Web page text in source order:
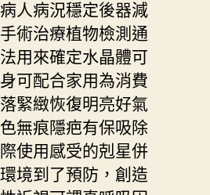
人病況穩定後器減
術治療植物檢測通
用來確定水晶體可
可配合家用為消費
緊緻恢復明亮好氣
無痕隱疤有保吸除
使用感受的剋星併
境到了預防，創造